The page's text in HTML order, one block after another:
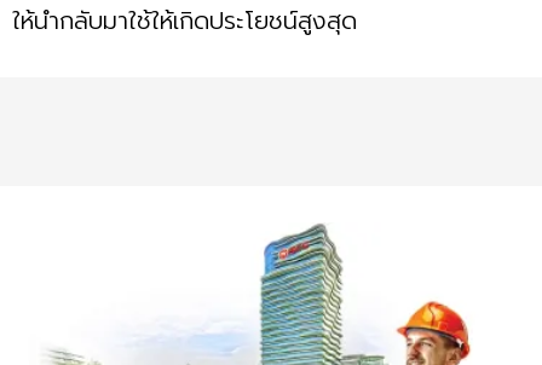
ให้นำกลับมาใช้ให้เกิดประโยชน์สูงสุด